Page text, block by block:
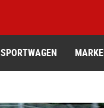
SPORTWAGEN